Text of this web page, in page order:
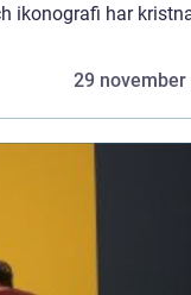
ikonografi har
29 november